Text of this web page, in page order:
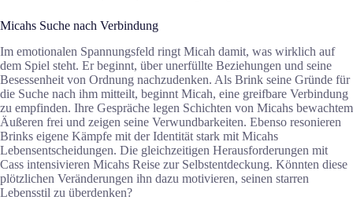
Micahs Suche nach Verbindung
Im emotionalen Spannungsfeld ringt Micah damit, was wirklich auf
dem Spiel steht. Er beginnt, über unerfüllte Beziehungen und seine
Besessenheit von Ordnung nachzudenken. Als Brink seine Gründe für
die Suche nach ihm mitteilt, beginnt Micah, eine greifbare Verbindung
zu empfinden. Ihre Gespräche legen Schichten von Micahs bewachtem
Äußeren frei und zeigen seine Verwundbarkeiten. Ebenso resonieren
Brinks eigene Kämpfe mit der Identität stark mit Micahs
Lebensentscheidungen. Die gleichzeitigen Herausforderungen mit
Cass intensivieren Micahs Reise zur Selbstentdeckung. Könnten diese
plötzlichen Veränderungen ihn dazu motivieren, seinen starren
Lebensstil zu überdenken?